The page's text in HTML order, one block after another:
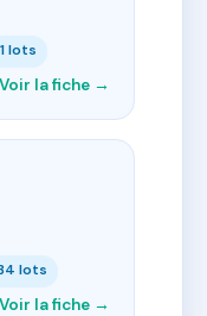
lots
Voir la fiche →
lots
Voir la fiche →